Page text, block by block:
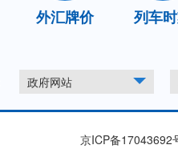
外汇牌价 列车
政府网站
京ICP备17043692